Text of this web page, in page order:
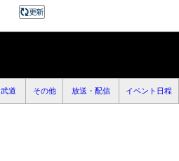
武道 その他 放送・配信 イベント日程